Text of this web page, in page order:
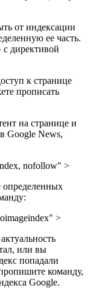
от индексации
ее часть.
с директивой
к странице
прописать
на странице и
Google News,
nofollow" >
определенных
>
или вы
попадали
команду,
Google.